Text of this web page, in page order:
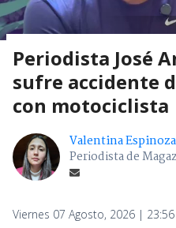
Periodista José
sufre accidente
con motociclista
Valentina
Periodista de
Viernes 07 Agosto, 2026 | 23:56